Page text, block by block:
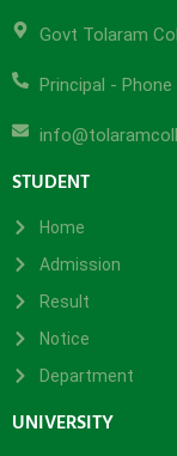
Govt Tolaram
Principal - Phone
STUDENT
Home
Admission
Result
Notice
Department
UNIVERSITY